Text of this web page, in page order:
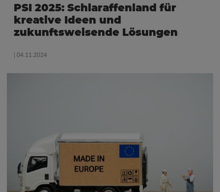
PSI 2025: Schlaraffenland für
kreative Ideen und
zukunftsweisende Lösungen
| 04.11.2024